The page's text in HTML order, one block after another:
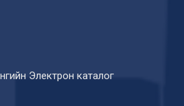
Электрон каталог